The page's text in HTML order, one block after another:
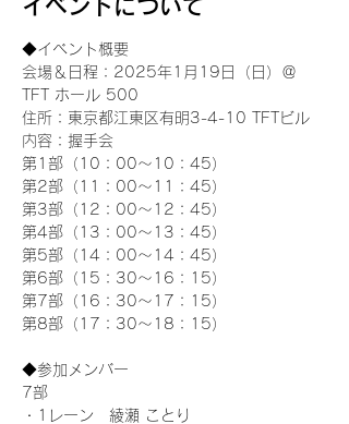
イベントについて
◆イベント概要
会場＆日程：2025年1月19日（日）＠
TFT ホール 500
住所：東京都江東区有明3-4-10 TFTビル
内容：握手会
第1部（10：00～10：45）
第2部（11：00～11：45）
第3部（12：00～12：45）
第4部（13：00～13：45）
第5部（14：00～14：45）
第6部（15：30～16：15）
第7部（16：30～17：15）
第8部（17：30～18：15）
◆参加メンバー
7部
・1レーン　綾瀬 ことり